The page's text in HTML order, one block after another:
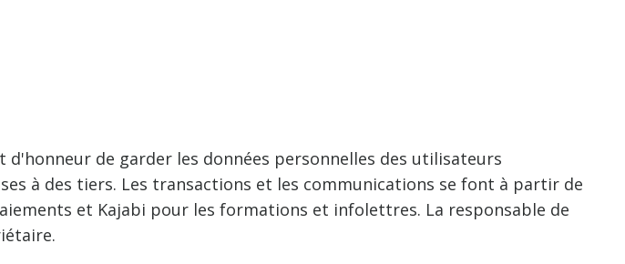
de garder les données personnelles des utilisateurs
à des tiers. Les transactions et les communications se font à partir de
et Kajabi pour les formations et infolettres. La responsable de